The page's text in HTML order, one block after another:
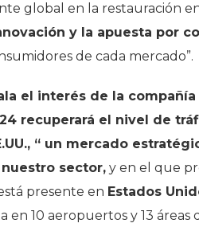
global en la restauración
y la apuesta por
de cada mercado”.
el interés de la
recuperará el nivel de
“ un mercado
sector, y en el que
presente en Estados
10 aeropuertos y 13 áreas